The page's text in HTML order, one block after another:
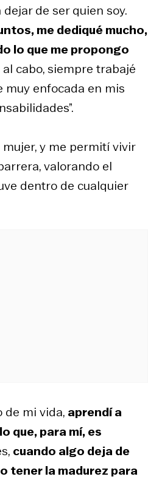
de ser quien soy.
me dediqué mucho,
lo que me propongo
cabo, siempre trabajé
muy enfocada en mis
y me permití vivir
valorando el
dentro de cualquier
de mi vida, aprendí a
que, para mí, es
cuando algo deja de
tener la madurez para